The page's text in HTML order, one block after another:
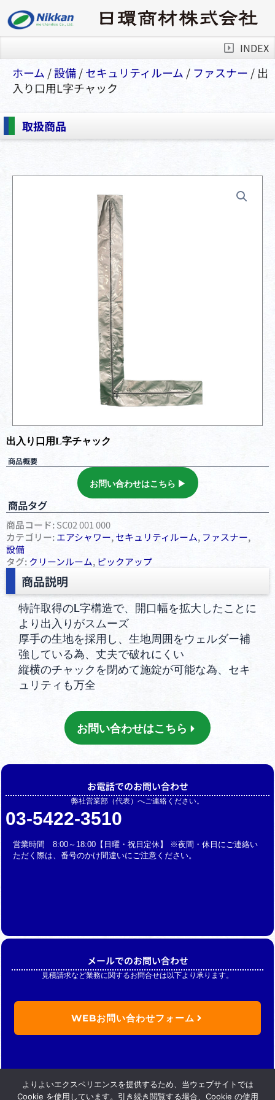
INDEX
ホーム /設備/セキュリティルーム / ファスナー / 出
入り口用L字チャック
取扱商品
出入り口用L字チャック
商品概要
お問い合わせはこちら ▶︎
商品タグ
商品コード:SC02 001 000
カテゴリー:エアシャワー,セキュリティルーム, ファスナー,
設備
タグ:クリーンルーム, ピックアップ
商品説明
特許取得のL字構造で、開口幅を拡大したことに
より出入りがスムーズ
厚手の生地を採用し、生地周囲をウェルダー補
強している為、丈夫で破れにくい
縦横のチャックを閉めて施錠が可能な為、セキ
ュリティも万全
お問い合わせはこちら
お電話でのお問い合わせ
弊社営業部（代表）へご連絡ください。
03-5422-3510
営業時間 8:00～18:00【日曜・祝日定休】 ※夜間・休日にご連絡い
ただく際は、番号のかけ間違いにご注意ください。
メールでのお問い合わせ
見積請求など業務に関するお問合せは以下より承ります。
WEBお問い合わせフォーム
よりよいエクスペリエンスを提供するため、当ウェブサイトでは
Cookie を使用しています。引き続き閲覧する場合、Cookie の使用